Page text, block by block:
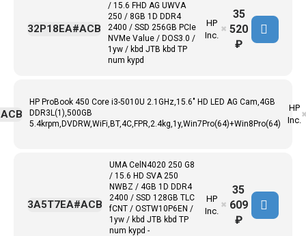
/ 15.6 FHD AG UWVA
250 / 8GB 1D DDR4
2400 / SSD 256GB PCIe
NVMe Value / DOS3.0 /
1yw / kbd JTB kbd TP
num kypd
HP
Inc.
32P18EA#ACB ✖
35
520
₽
HP ProBook 450 Core i3-5010U 2.1GHz,15.6" HD LED AG Cam,4GB
DDR3L(1),500GB
5.4krpm,DVDRW,WiFi,BT,4C,FPR,2.4kg,1y,Win7Pro(64)+Win8Pro(64)
HP
Inc.
UMA CelN4020 250 G8
/ 15.6 HD SVA 250
NWBZ / 4GB 1D DDR4
2400 / SSD 128GB TLC
fCNT / OSTW10P6EN /
1yw / kbd JTB kbd TP
num kypd -
HP
Inc.
3A5T7EA#ACB ✖
35
609
₽